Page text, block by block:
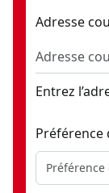
Adresse
Entrez
Préférence